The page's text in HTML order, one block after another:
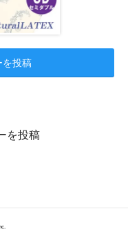
を投稿
を投稿